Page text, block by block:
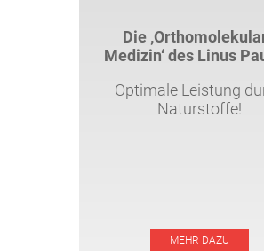
Die
Medizin‘ des Linus
Optimale Leistung
Naturstoffe!
MEHR DAZU